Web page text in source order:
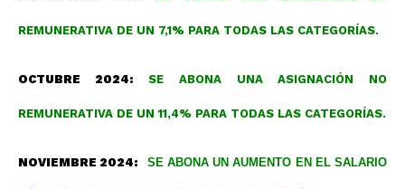
REMUNERATIVA DE UN 7,1% PARA TODAS LAS CATEGORÍAS.
OCTUBRE 2024: SE ABONA UNA ASIGNACIÓN NO
REMUNERATIVA DE UN 11,4% PARA TODAS LAS CATEGORÍAS.
NOVIEMBRE 2024: SE ABONA UN AUMENTO EN EL SALARIO